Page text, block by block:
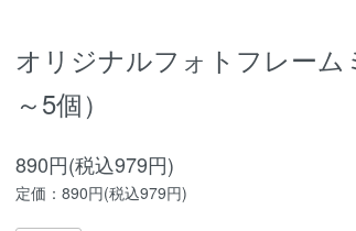
オリジナルフォトフレーム
～5個）
890円(税込979円)
定価：890円(税込979円)